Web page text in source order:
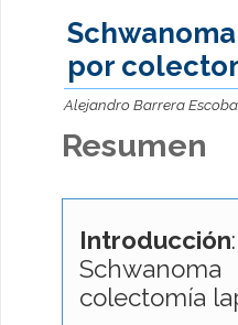
por
Alejandro Barrera
Resumen
Introducción
colectomía